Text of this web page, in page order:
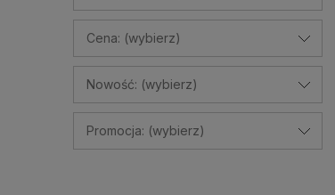
Cena: (wybierz)
Nowość: (wybierz)
Promocja: (wybierz)